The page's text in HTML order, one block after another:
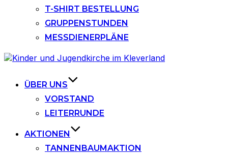
T-SHIRT BESTELLUNG
GRUPPENSTUNDEN
MESSDIENERPLÄNE
Zu
springen
ÜBER UNS
VORSTAND
LEITERRUNDE
AKTIONEN
TANNENBAUMAKTION